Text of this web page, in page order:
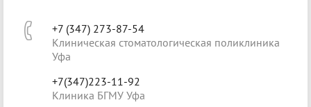
+7 (347) 273-87-54
Клиническая стоматологическая поликлиника
Уфа
+7(347)223-11-92
Клиника БГМУ Уфа